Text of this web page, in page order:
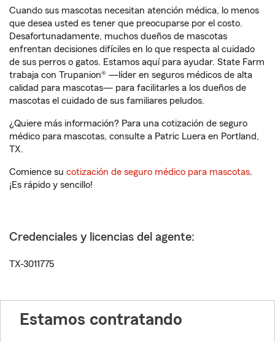
Cuando sus mascotas necesitan atención médica, lo menos
que desea usted es tener que preocuparse por el costo.
Desafortunadamente, muchos dueños de mascotas
enfrentan decisiones difíciles en lo que respecta al cuidado
de sus perros o gatos. Estamos aquí para ayudar. State Farm
trabaja con Trupanion® —líder en seguros médicos de alta
calidad para mascotas— para facilitarles a los dueños de
mascotas el cuidado de sus familiares peludos.
¿Quiere más información? Para una cotización de seguro
médico para mascotas, consulte a Patric Luera en Portland,
TX.
Comience su cotización de seguro médico para mascotas.
¡Es rápido y sencillo!
Credenciales y licencias del agente:
TX-3011775
Estamos contratando